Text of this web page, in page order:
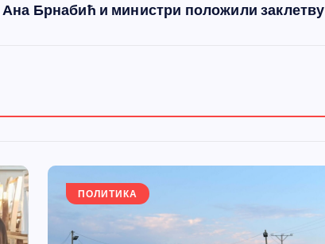
Брнабић и министри положили заклетву
ПОЛИТИКА